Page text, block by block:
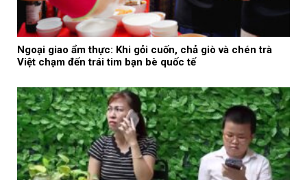
Ngoại giao ẩm thực: Khi gỏi cuốn, chả giò và chén trà
Việt chạm đến trái tim bạn bè quốc tế